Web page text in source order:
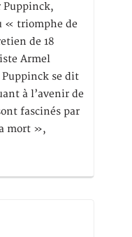
Puppinck,
« triomphe de
de 18
Armel
Puppinck se dit
à l’avenir de
fascinés par
mort »,